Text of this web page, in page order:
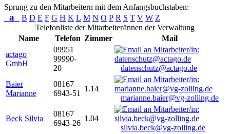
Sprung zu den Mitarbeitern mit dem Anfangsbuchstaben:
a B D E F G H K L M N O P R S T V W Z
Telefonliste der Mitarbeiter/innen der Verwaltung
Name
Telefon Zimmer
Mail
actago
GmbH
09951
99990-
20
datenschutz@actago.de
Baier
Marianne
08167
6943-51
1.14
marianne.baier@vg-zolling.de
Beck Silvia
08167
6943-26
1.04
silvia.beck@vg-zolling.de